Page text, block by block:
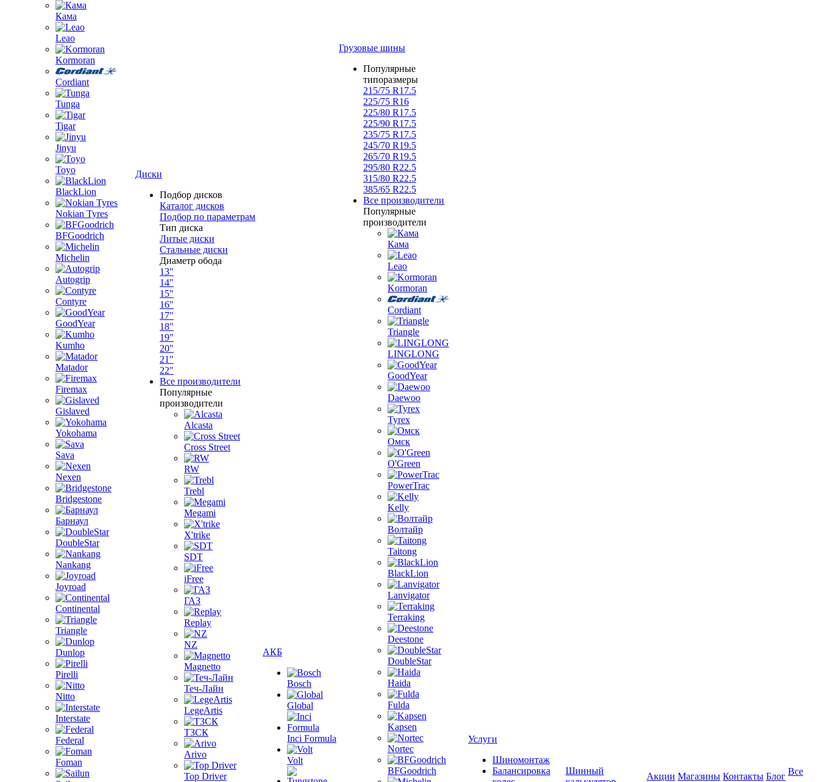
Кама
Leao
Kormoran
Cordiant
Tunga
Tigar
Jinyu
Toyo
BlackLion
Nokian Tyres
BFGoodrich
Michelin
Autogrip
Contyre
GoodYear
Kumho
Matador
Firemax
Gislaved
Yokohama
Sava
Nexen
Bridgestone
Барнаул
DoubleStar
Nankang
Joyroad
Continental
Triangle
Dunlop
Pirelli
Nitto
Interstate
Federal
Foman
Диски
Подбор дисков
Каталог дисков
Подбор по параметрам
Тип диска
Литые диски
Стальные диски
Диаметр обода
13"
14"
15"
16"
17"
18"
19"
20"
21"
22"
Все производители
Популярные
производители
Alcasta
Cross Street
RW
Trebl
Megami
X'trike
SDT
iFree
ГАЗ
Replay
NZ
Magnetto
Теч-Лайн
LegeArtis
ТЗСК
Arivo
Top Driver
АКБ
Bosch
Global
Inci Formula
Volt
Грузовые шины
Популярные
типоразмеры
215/75 R17.5
225/75 R16
225/80 R17.5
225/90 R17.5
235/75 R17.5
245/70 R19.5
265/70 R19.5
295/80 R22.5
315/80 R22.5
385/65 R22.5
Все производители
Популярные
производители
Кама
Leao
Kormoran
Cordiant
Triangle
LINGLONG
GoodYear
Daewoo
Tyrex
Омск
O'Green
PowerTrac
Kelly
Волтайр
Taitong
BlackLion
Lanvigator
Terraking
Deestone
DoubleStar
Haida
Fulda
Kapsen
Nortec
BFGoodrich
Услуги
Шиномонтаж
Балансировка
Шинный
Акции Магазины Контакты Блог Все